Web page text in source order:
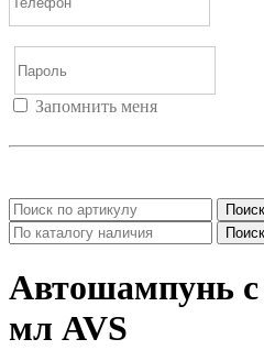
Запомнить меня
Поиск
Поиск
Автошампунь с
мл AVS